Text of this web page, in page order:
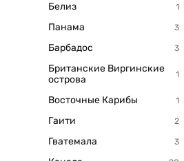
Белиз
Панама
Барбадос
Британские Виргинские
острова
Восточные Карибы
Гаити
Гватемала